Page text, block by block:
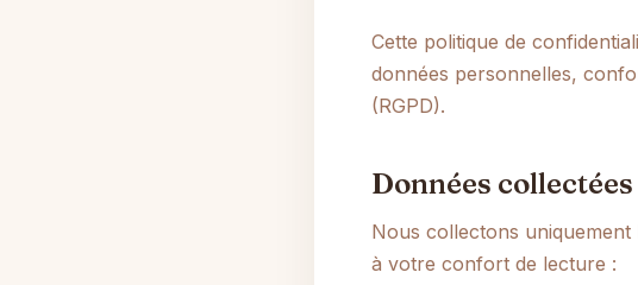
Cette politique de
données personnelles,
(RGPD).
Données collectées
Nous collectons
à votre confort de lecture :